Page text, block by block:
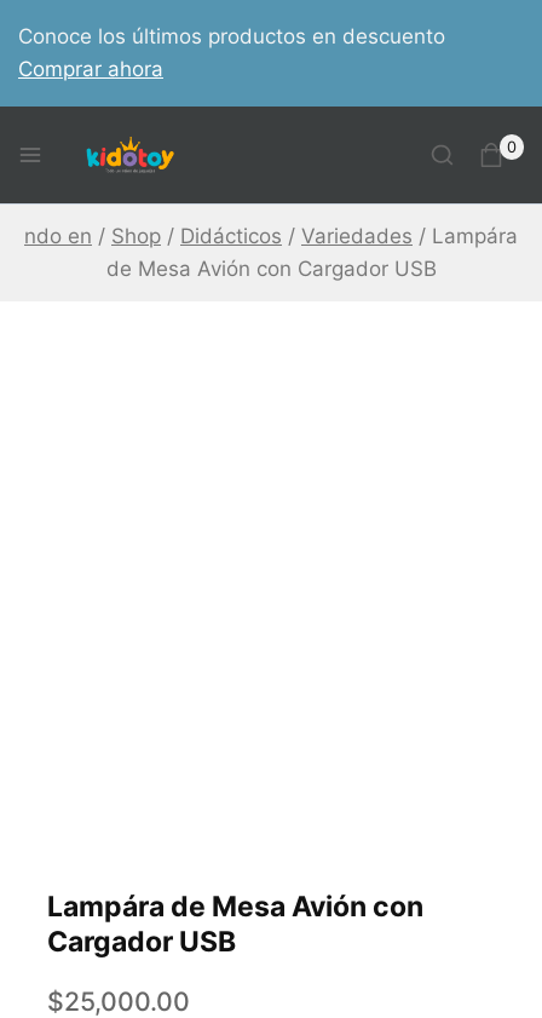
content
Conoce los últimos productos en descuento
Comprar ahora
0
ndo en / Shop / Didácticos / Variedades / Lampára
de Mesa Avión con Cargador USB
Lampára de Mesa Avión con
Cargador USB
$25,000.00